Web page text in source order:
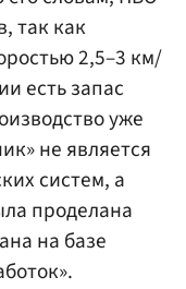
так как
2,5–3 км/
есть запас
уже
не является
систем, а
проделана
на базе